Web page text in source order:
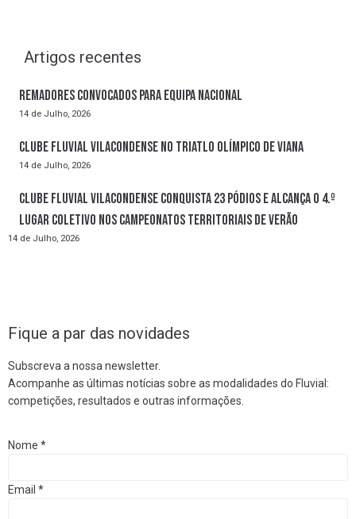
Artigos recentes
Remadores convocados para Equipa Nacional
14 de Julho, 2026
Clube Fluvial Vilacondense no Triatlo Olímpico de Viana
14 de Julho, 2026
Clube Fluvial Vilacondense conquista 23 pódios e alcança o 4.º
lugar coletivo nos Campeonatos Territoriais de Verão
14 de Julho, 2026
Fique a par das novidades
Subscreva a nossa newsletter.
Acompanhe as últimas notícias sobre as modalidades do Fluvial:
competições, resultados e outras informações.
Nome *
Email *